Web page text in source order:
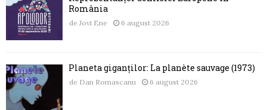
România
de Jovi Ene 6 august 2026
Planeta giganților: La planète sauvage (1973)
de Dan Romascanu 6 august 2026